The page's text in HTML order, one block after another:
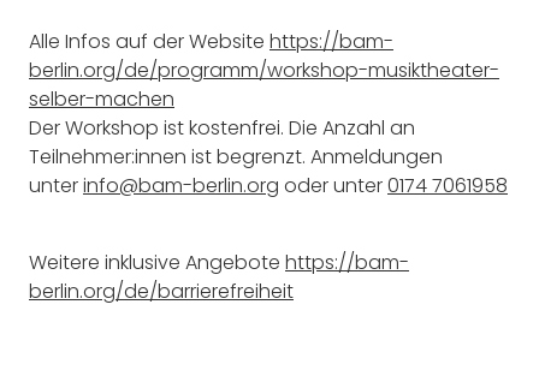
Alle Infos auf der Website https://bam-
berlin.org/de/programm/workshop-musiktheater-
selber-machen
Der Workshop ist kostenfrei. Die Anzahl an
Teilnehmer:innen ist begrenzt. Anmeldungen
unterinfo@bam-berlin.org oder unter0174 7061958
Weitere inklusive Angebote https://bam-
berlin.org/de/barrierefreiheit